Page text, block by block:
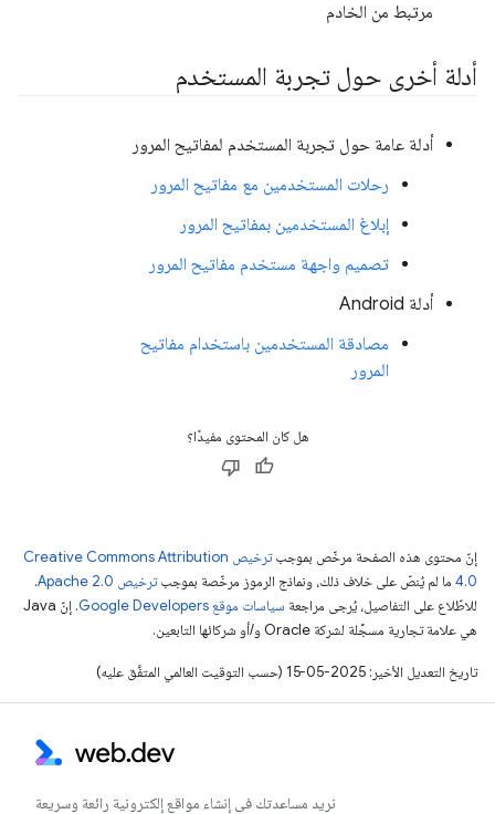
مرتبط من الخادم
أدلة أخرى حول تجربة المستخدم
أدلة عامة حول تجربة المستخدم لمفاتيح المرور
رحلات المستخدمين مع مفاتيح المرور
إبلاغ المستخدمين بمفاتيح المرور
تصميم واجهة مستخدم مفاتيح المرور
أدلة Android
مصادقة المستخدمين باستخدام مفاتيح
المرور
هل كان المحتوى مفيدًا؟
إنّ محتوى هذه الصفحة مرخّص بموجب
ترخيص Creative Commons Attribution
4.0‏ ما لم يُنصّ على خلاف ذلك، ونماذج الرموز مرخّصة بموجبترخيص Apache 2.0‏
.
للاطّلاع على التفاصيل، يُرجى مراجعة سياسات موقع Google Developers‏
. إنّ Java
هي علامة تجارية مسجَّلة لشركة Oracle و/أو شركائها التابعين.
تاريخ التعديل الأخير: 2025-05-15 (حسب التوقيت العالمي المتفَّق عليه)
نريد مساعدتك في إنشاء مواقع إلكترونية رائعة وسريعة